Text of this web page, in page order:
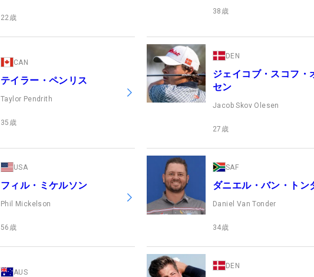
22 歳
38 歳
CAN
テイラー・ペンリス
Taylor Pendrith
35 歳
DEN
ジェイコブ・スコフ・
セン
Jacob Skov Olesen
27 歳
USA
フィル・ミケルソン
Phil Mickelson
56 歳
SAF
ダニエル・バン・トン
Daniel Van Tonder
34歳
AUS
DEN